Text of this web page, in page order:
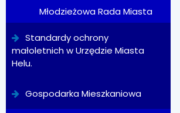
Młodzieżowa Rada Miasta
Standardy ochrony
małoletnich w Urzędzie Miasta
Helu.
Gospodarka Mieszkaniowa